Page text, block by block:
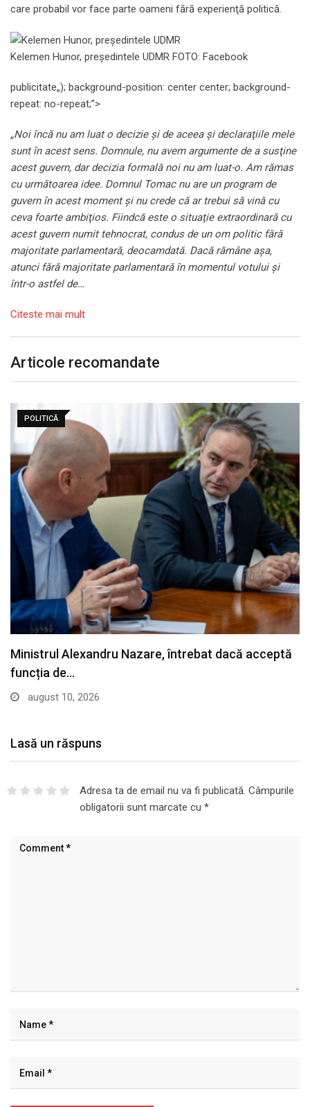
care probabil vor face parte oameni fără experienţă politică.
Kelemen Hunor, președintele UDMR FOTO: Facebook
publicitate„); background-position: center center; background-
repeat: no-repeat;”>
„Noi încă nu am luat o decizie şi de aceea şi declaraţiile mele
sunt în acest sens. Domnule, nu avem argumente de a susţine
acest guvern, dar decizia formală noi nu am luat-o. Am rămas
cu următoarea idee. Domnul Tomac nu are un program de
guvern în acest moment şi nu crede că ar trebui să vină cu
ceva foarte ambiţios. Fiindcă este o situaţie extraordinară cu
acest guvern numit tehnocrat, condus de un om politic fără
majoritate parlamentară, deocamdată. Dacă rămâne aşa,
atunci fără majoritate parlamentară în momentul votului şi
într-o astfel de…
Citeste mai mult
Articole recomandate
POLITICĂ
Atacul ambulanței din Cluj, motiv de confruntare
politică.…
august 9, 2026
Lasă un răspuns
Adresa ta de email nu va fi publicată. Câmpurile
obligatorii sunt marcate cu *